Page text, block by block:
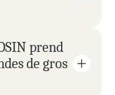
prend
de gros